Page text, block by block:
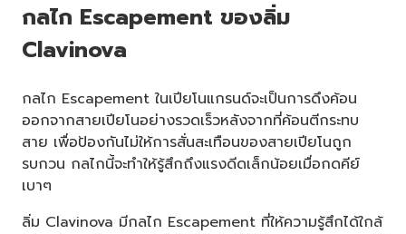
กลไก Escapement ของลิ่ม
Clavinova
กลไก Escapement ในเปียโนแกรนด์จะเป็นการดึงค้อน
ออกจากสายเปียโนอย่างรวดเร็วหลังจากที่ค้อนตีกระทบ
สาย เพื่อป้องกันไม่ให้การสั่นสะเทือนของสายเปียโนถูก
รบกวน กลไกนี้จะทำให้รู้สึกถึงแรงดีดเล็กน้อยเมื่อกดคีย์
เบาๆ
ลิ่ม Clavinova มีกลไก Escapement ที่ให้ความรู้สึกได้ใกล้